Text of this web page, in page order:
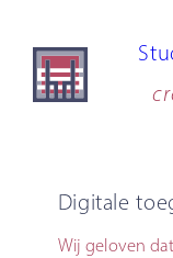
naar
inhoud
Digitale
Wij geloven